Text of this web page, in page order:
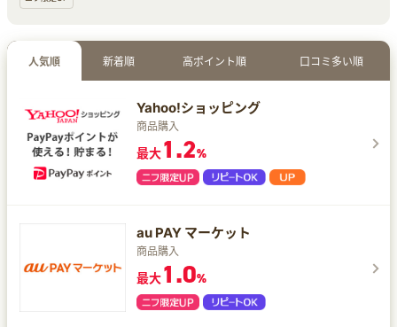
人気順 新着順 高ポイント順 口コミ多い順
Yahoo!ショッピング
商品購入
最大1.2%
au PAY マーケット
商品購入
最大1.0%